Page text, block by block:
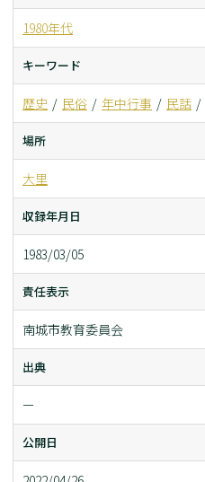
1980年代
キーワード
歴史 民俗 年中行事 民話
場所
大里
収録年月日
1983/03/05
責任表示
南城市教育委員会
出典
ー
公開日